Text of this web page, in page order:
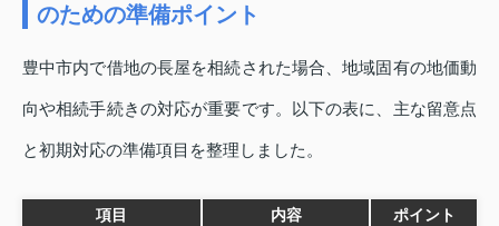
のための準備ポイント
豊中市内で借地の長屋を相続された場合、地域固有の地価動
向や相続手続きの対応が重要です。以下の表に、主な留意点
と初期対応の準備項目を整理しました。
項目 内容 ポイント